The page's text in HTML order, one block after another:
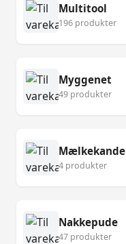
Multitool
196 produkter
Myggenet
49 produkter
Mælkekande
4 produkter
Nakkepude
47 produkter